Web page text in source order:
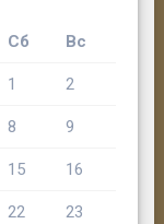
Сб Вс
1 2
8 9
15 16
22 23